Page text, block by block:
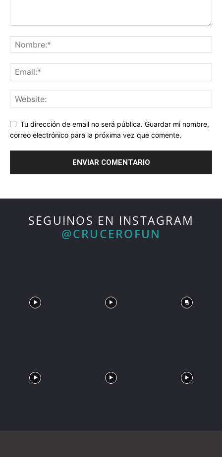
Tu dirección de email no será pública. Guardar mi nombre,
correo electrónico para la próxima vez que comente.
SEGUINOS EN INSTAGRAM
@CRUCEROFUN